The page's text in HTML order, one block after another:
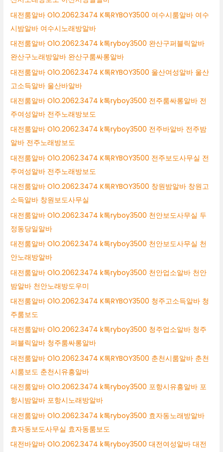
대전룸알바 O1O.2062.3474 K톡RYBOY3500 여수시룸알바 여수
시밤알바 여수시노래방알바
대전룸알바 O1O.2062.3474 k톡ryboy3500 완산구퍼블릭알바
완산구노래방알바 완산구룸싸롱알바
대전룸알바 O1O.2062.3474 K톡RYBOY3500 울산여성알바 울산
고소득알바 울산바알바
대전룸알바 O1O.2062.3474 k톡ryboy3500 전주룸싸롱알바 전
주여성알바 전주노래방보도
대전룸알바 O1O.2062.3474 k톡ryboy3500 전주바알바 전주밤
알바 전주노래방보도
대전룸알바 O1O.2062.3474 K톡RYBOY3500 전주보도사무실 전
주여성알바 전주노래방보도
대전룸알바 O1O.2062.3474 K톡RYBOY3500 창원밤알바 창원고
소득알바 창원보도사무실
대전룸알바 O1O.2062.3474 k톡ryboy3500 천안보도사무실 두
정동당일알바
대전룸알바 O1O.2062.3474 k톡ryboy3500 천안보도사무실 천
안노래방알바
대전룸알바 O1O.2062.3474 k톡ryboy3500 천안업소알바 천안
밤알바 천안노래방도우미
대전룸알바 O1O.2062.3474 K톡RYBOY3500 청주고소득알바 청
주룸보도
대전룸알바 O1O.2062.3474 k톡ryboy3500 청주업소알바 청주
퍼블릭알바 청주룸싸롱알바
대전룸알바 O1O.2062.3474 K톡RYBOY3500 춘천시룸알바 춘천
시룸보도 춘천시유흥알바
대전룸알바 O1O.2062.3474 k톡ryboy3500 포항시유흥알바 포
항시밤알바 포항시노래방알바
대전룸알바 O1O.2062.3474 k톡ryboy3500 효자동노래방알바
효자동보도사무실 효자동룸보도
대전바알바 O1O.2062.3474 k톡ryboy3500 대전여성알바 대전